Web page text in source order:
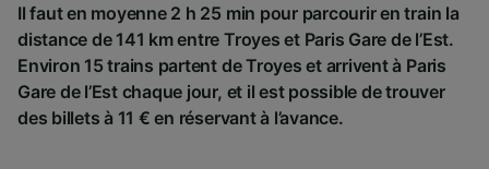
Il faut en moyenne 2 h 25 min pour parcourir en train la
distance de 141 km entre Troyes et Paris Gare de l’Est.
Environ 15 trains partent de Troyes et arrivent à Paris
Gare de l’Est chaque jour, et il est possible de trouver
des billets à 11 € en réservant à l’avance.